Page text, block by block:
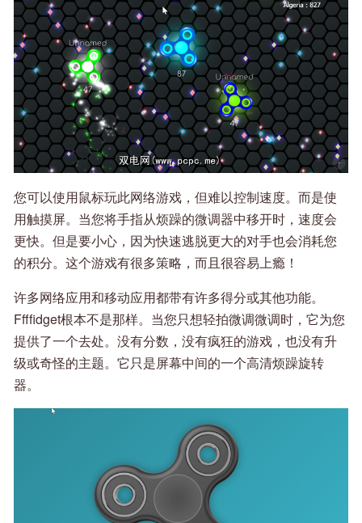
您可以使用鼠标玩此网络游戏，但难以控制速度。而是使
用触摸屏。当您将手指从烦躁的微调器中移开时，速度会
更快。但是要小心，因为快速逃脱更大的对手也会消耗您
的积分。这个游戏有很多策略，而且很容易上瘾！
许多网络应用和移动应用都带有许多得分或其他功能。
Ffffidget根本不是那样。当您只想轻拍微调微调时，它为您
提供了一个去处。没有分数，没有疯狂的游戏，也没有升
级或奇怪的主题。它只是屏幕中间的一个高清烦躁旋转
器。